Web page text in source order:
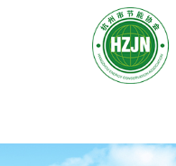
节能协会